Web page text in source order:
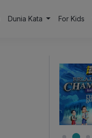
Dunia Kata For Kids